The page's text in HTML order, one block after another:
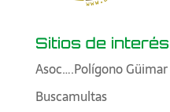
Sitios de interés
Asoc….Polígono Güimar
Buscamultas